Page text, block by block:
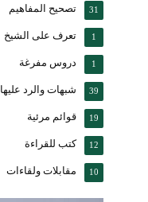
تصحيح المفاهيم 31
تعرف على الشيخ 1
دروس مفرغة 1
شبهات والرد عليها 39
قوائم مرئية 19
كتب للقراءة 12
مقابلات ولقاءات 10